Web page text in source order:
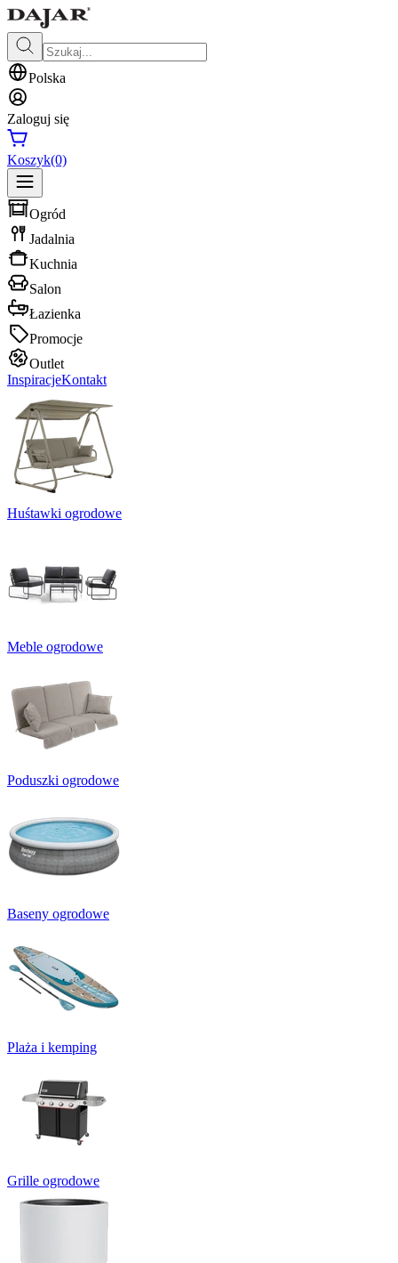
Polska
Zaloguj się
Koszyk(0)
Ogród
Jadalnia
Kuchnia
Salon
Łazienka
Promocje
Outlet
InspiracjeKontakt
Huśtawki ogrodowe
Meble ogrodowe
Poduszki ogrodowe
Baseny ogrodowe
Plaża i kemping
Grille ogrodowe